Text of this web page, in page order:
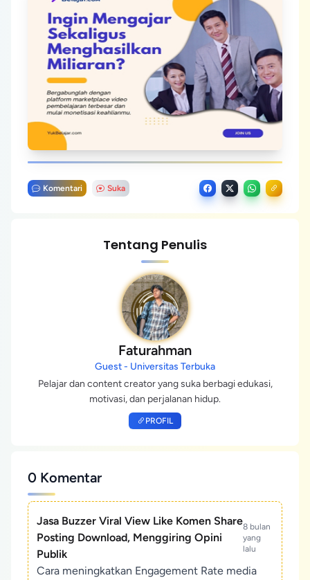
Komentari Suka
Tentang Penulis
Faturahman
Guest - Universitas Terbuka
Pelajar dan content creator yang suka berbagi edukasi,
motivasi, dan perjalanan hidup.
PROFIL
0 Komentar
Jasa Buzzer Viral View Like Komen Share
Posting Download, Menggiring Opini
Publik
8 bulan
yang
lalu
Cara meningkatkan Engagement Rate media